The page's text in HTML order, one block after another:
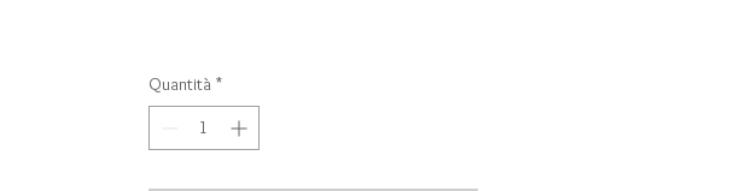
Quantità *